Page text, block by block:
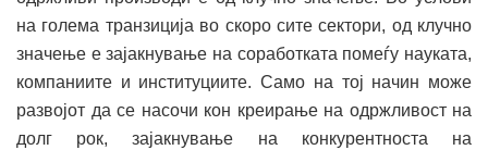
на голема транзиција во скоро сите сектори, од клучно
значење е зајакнување на соработката помеѓу науката,
компаниите и институциите. Само на тој начин може
развојот да се насочи кон креирање на одржливост на
долг рок, зајакнување на конкурентноста на